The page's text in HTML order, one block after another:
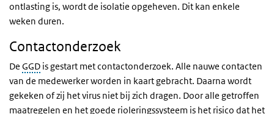
ontlasting is, wordt de isolatie opgeheven. Dit kan enkele
weken duren.
Contactonderzoek
De GGD is gestart met contactonderzoek. Alle nauwe contacten
van de medewerker worden in kaart gebracht. Daarna wordt
gekeken of zij het virus niet bij zich dragen. Door alle getroffen
maatregelen en het goede rioleringssysteem is het risico dat het